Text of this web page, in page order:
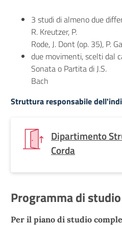
3 studi di almeno due
R. Kreutzer, P.
Rode, J. Dont (op. 35), P.
due movimenti, scelti dal
Sonata o Partita di J.S.
Bach
Struttura responsabile
Dipartimento
Corda
Programma di studio
Per il piano di studio